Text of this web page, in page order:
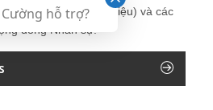
Hùng Cường (giới thiệu) và các
đồng Nhân sự.
hỗ trợ?